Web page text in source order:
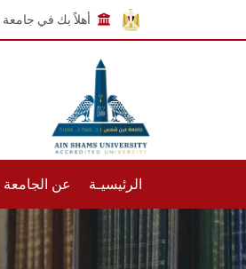
أهلاً بك في
الرئيسيـة عن الجامعة